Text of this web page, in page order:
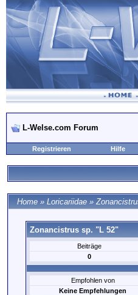
L-Welse.com Forum
Registrieren Hilfe
Home » Loricariidae »
Zonancistrus sp. "L 52"
Beiträge
0
Empfohlen von
Keine Empfehlungen